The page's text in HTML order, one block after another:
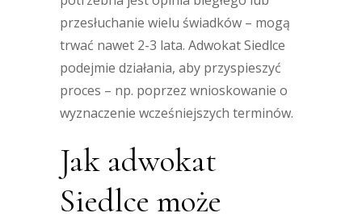
przesłuchanie wielu świadków – mogą
trwać nawet 2-3 lata. Adwokat Siedlce
podejmie działania, aby przyspieszyć
proces – np. poprzez wnioskowanie o
wyznaczenie wcześniejszych terminów.
Jak adwokat
Siedlce może